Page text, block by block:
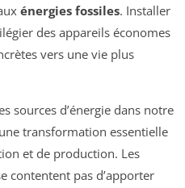
énergies fossiles. Installer
des appareils économes
vers une vie plus
sources d’énergie dans notre
transformation essentielle
et de production. Les
contentent pas d’apporter